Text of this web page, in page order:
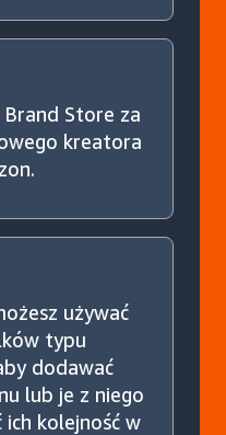
Store za
kreatora
używać
typu
dodawać
lub je z niego
ich kolejność w